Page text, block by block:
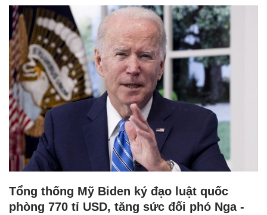
Tổng thống Mỹ Biden ký đạo luật quốc
phòng 770 tỉ USD, tăng sức đối phó Nga -